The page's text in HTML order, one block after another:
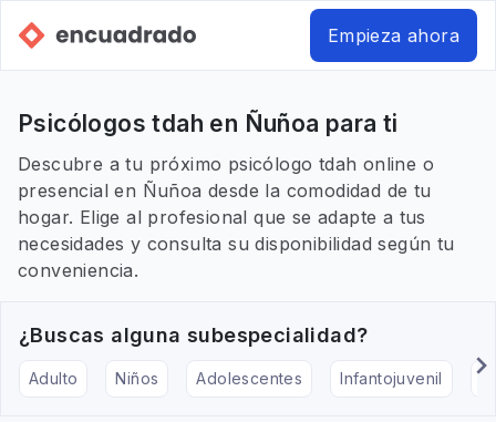
Empieza ahora
Psicólogos tdah en Ñuñoa para ti
Descubre a tu próximo psicólogo tdah online o
presencial en Ñuñoa desde la comodidad de tu
hogar. Elige al profesional que se adapte a tus
necesidades y consulta su disponibilidad según tu
conveniencia.
¿Buscas alguna subespecialidad?
Adulto Niños Adolescentes Infantojuvenil